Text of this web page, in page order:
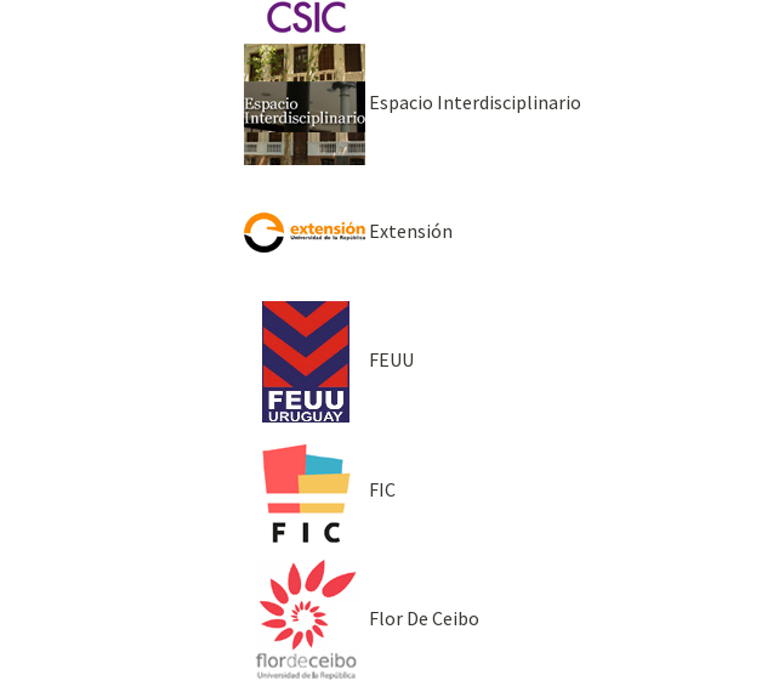
Espacio Interdisciplinario
Extensión
FEUU
FIC
Flor De Ceibo